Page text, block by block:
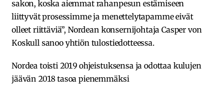
sakon, koska aiemmat rahanpesun estämiseen
liittyvät prosessimme ja menettelytapamme eivät
olleet riittäviä”, Nordean konsernijohtaja Casper von
Koskull sanoo yhtiön tulostiedotteessa.
Nordea toisti 2019 ohjeistuksensa ja odottaa kulujen
jäävän 2018 tasoa pienemmäksi